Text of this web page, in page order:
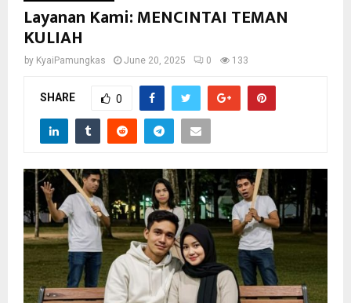
Layanan Kami: MENCINTAI TEMAN
KULIAH
by KyaiPamungkas June 20, 2025 0 133
SHARE 0